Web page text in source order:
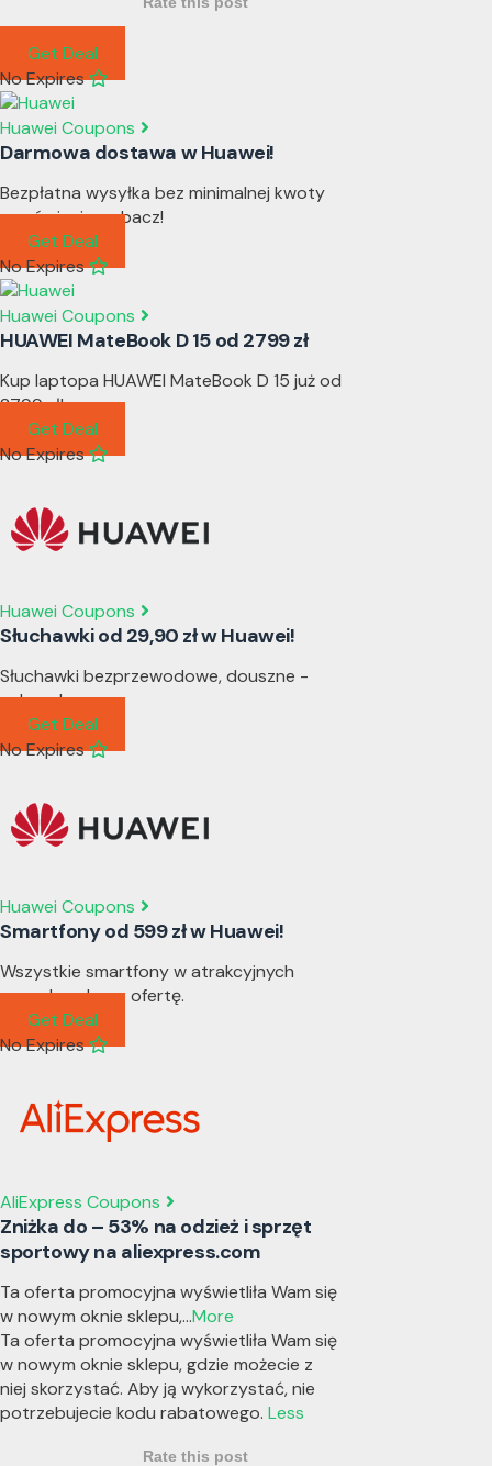
Get Deal
No Expires
Huawei Coupons
Darmowa dostawa w Huawei!
Bezpłatna wysyłka bez minimalnej kwoty
zamówienia, zobacz!
Get Deal
No Expires
Huawei Coupons
HUAWEI MateBook D 15 od 2799 zł
Kup laptopa HUAWEI MateBook D 15 już od
2799 zł!
Get Deal
No Expires
Huawei Coupons
Słuchawki od 29,90 zł w Huawei!
Słuchawki bezprzewodowe, douszne -
zobacz!
Get Deal
No Expires
Huawei Coupons
Smartfony od 599 zł w Huawei!
Wszystkie smartfony w atrakcyjnych
cenach, zobacz ofertę.
Get Deal
No Expires
AliExpress Coupons
Zniżka do – 53% na odzież i sprzęt
sportowy na aliexpress.com
Ta oferta promocyjna wyświetliła Wam się
w nowym oknie sklepu,...More
Ta oferta promocyjna wyświetliła Wam się
w nowym oknie sklepu, gdzie możecie z
niej skorzystać. Aby ją wykorzystać, nie
potrzebujecie kodu rabatowego. Less
Rate this post